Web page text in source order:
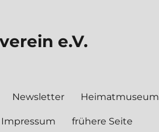
e.V.
Newsletter Heimatmuseum
Impressum frühere Seite